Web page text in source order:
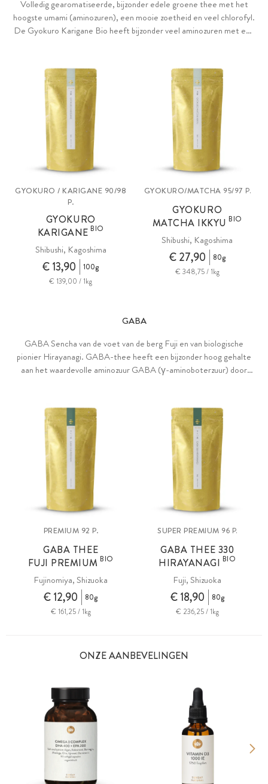
Volledig gearomatiseerde, bijzonder edele groene thee met het
hoogste umami (aminozuren), een mooie zoetheid en veel chlorofyl.
De Gyokuro Karigane Bio heeft bijzonder veel aminozuren met een
GYOKURO / KARIGANE 90/98
P.
GYOKURO
KARIGANEBIO
Shibushi, Kagoshima
€ 13,90
100g
€ 139,00 / 1kg
GYOKURO/MATCHA 95/97 P.
GYOKURO
MATCHA IKKYUBIO
Shibushi, Kagoshima
€ 27,90
80g
€ 348,75 / 1kg
GABA
GABA Sencha van de voet van de berg Fuji en van biologische
pionier Hirayanagi. GABA-thee heeft een bijzonder hoog gehalte
aan het waardevolle aminozuur GABA (γ-aminoboterzuur) door
Het wordt gewaardeerd door kenners om zijn boterachtige, zachte
PREMIUM 92 P.
GABA THEE
FUJI PREMIUMBIO
Fujinomiya, Shizuoka
€ 12,90
80g
€ 161,25 / 1kg
SUPER PREMIUM 96 P.
GABA THEE 330
HIRAYANAGIBIO
Fuji, Shizuoka
€ 18,90
80g
€ 236,25 / 1kg
ONZE AANBEVELINGEN